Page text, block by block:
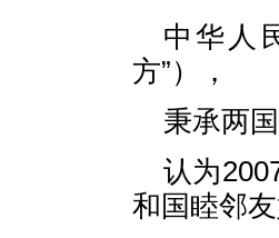
中华人
方”），
秉承两
认为
和国睦邻